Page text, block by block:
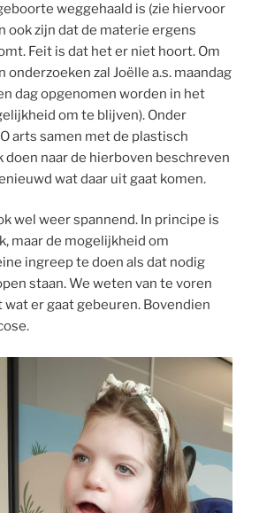
weggehaald is (zie hiervoor
ook zijn dat de materie ergens
Feit is dat het er niet hoort. Om
onderzoeken zal Joëlle a.s. maandag
dag opgenomen worden in het
om te blijven). Onder
arts samen met de plastisch
doen naar de hierboven beschreven
wat daar uit gaat komen.
wel weer spannend. In principe is
maar de mogelijkheid om
ingreep te doen als dat nodig
staan. We weten van te voren
er gaat gebeuren. Bovendien